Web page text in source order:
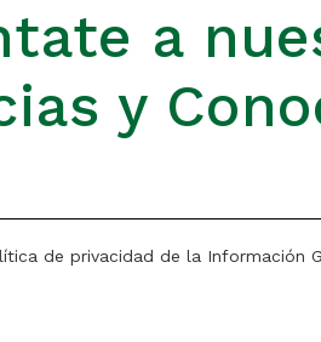
a
y
de privacidad de la Información